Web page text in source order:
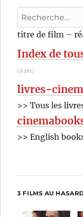
Recherche
pour
titre de film –
Index de
(6381)
livres-
>> Tous les
>> English
3 FILMS AU